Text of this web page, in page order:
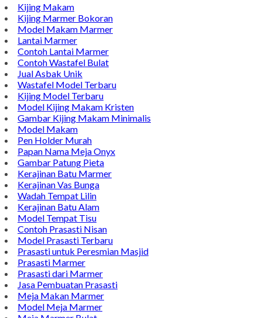
Kijing Makam
Kijing Marmer Bokoran
Model Makam Marmer
Lantai Marmer
Contoh Lantai Marmer
Contoh Wastafel Bulat
Jual Asbak Unik
Wastafel Model Terbaru
Kijing Model Terbaru
Model Kijing Makam Kristen
Gambar Kijing Makam Minimalis
Model Makam
Pen Holder Murah
Papan Nama Meja Onyx
Gambar Patung Pieta
Kerajinan Batu Marmer
Kerajinan Vas Bunga
Wadah Tempat Lilin
Kerajinan Batu Alam
Model Tempat Tisu
Contoh Prasasti Nisan
Model Prasasti Terbaru
Prasasti untuk Peresmian Masjid
Prasasti Marmer
Prasasti dari Marmer
Jasa Pembuatan Prasasti
Meja Makan Marmer
Model Meja Marmer